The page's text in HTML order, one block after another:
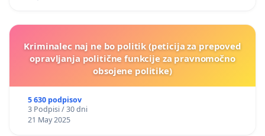
Kriminalec naj ne bo politik (peticija za prepoved
opravljanja politične funkcije za pravnomočno
obsojene politike)
5 630 podpisov
3 Podpisi / 30 dni
21 May 2025